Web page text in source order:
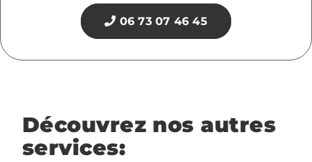
06 73 07 46 45
Découvrez nos autres
services: